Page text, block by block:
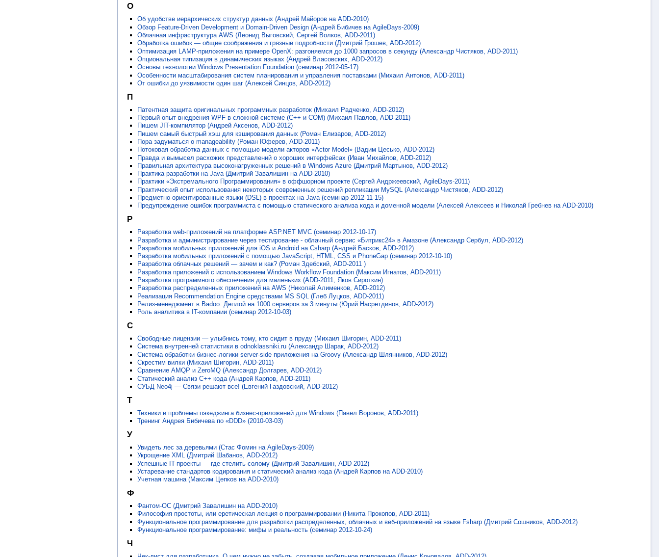
О
Об удобстве иерархических структур данных (Андрей Майоров на ADD-2010)
Обзор Feature-Driven Development и Domain-Driven Design (Андрей Бибичев на AgileDays-2009)
Облачная инфраструктура AWS (Леонид Выговский, Сергей Волков, ADD-2011)
Обработка ошибок — общие соображения и грязные подробности (Дмитрий Грошев, ADD-2012)
Оптимизация LAMP-приложения на примере OpenX: разгоняемся до 1000 запросов в секунду (Александр Чистяков, ADD-2011)
Опциональная типизация в динамических языках (Андрей Власовских, ADD-2012)
Основы технологии Windows Presentation Foundation (семинар 2012-05-17)
Особенности масштабирования систем планирования и управления поставками (Михаил Антонов, ADD-2011)
От ошибки до уязвимости один шаг (Алексей Синцов, ADD-2012)
П
Патентная защита оригинальных программных разработок (Михаил Радченко, ADD-2012)
Первый опыт внедрения WPF в сложной системе (С++ и COM) (Михаил Павлов, ADD-2011)
Пишем JIT-компилятор (Андрей Аксенов, ADD-2012)
Пишем самый быстрый хэш для кэширования данных (Роман Елизаров, ADD-2012)
Пора задуматься о manageability (Роман Юферев, ADD-2011)
Потоковая обработка данных с помощью модели акторов «Actor Model» (Вадим Цесько, ADD-2012)
Правда и вымысел расхожих представлений о хороших интерфейсах (Иван Михайлов, ADD-2012)
Правильная архитектура высоконагруженных решений в Windows Azure (Дмитрий Мартынов, ADD-2012)
Практика разработки на Java (Дмитрий Завалишин на ADD-2010)
Практики «Экстремального Программирования» в оффшорном проекте (Сергей Андржеевский, AgileDays-2011)
Практический опыт использования некоторых современных решений репликации MySQL (Александр Чистяков, ADD-2012)
Предметно-ориентированные языки (DSL) в проектах на Java (семинар 2012-11-15)
Предупреждение ошибок программиста с помощью статического анализа кода и доменной модели (Алексей Алексеев и Николай Гребнев на ADD-2010)
Р
Разработка web-приложений на платформе ASP.NET MVC (семинар 2012-10-17)
Разработка и администрирование через тестирование - облачный сервис «Битрикс24» в Амазоне (Александр Сербул, ADD-2012)
Разработка мобильных приложений для iOS и Android на Csharp (Андрей Басков, ADD-2012)
Разработка мобильных приложений с помощью JavaScript, HTML, CSS и PhoneGap (семинар 2012-10-10)
Разработка облачных решений — зачем и как? (Роман Здебский, ADD-2011 )
Разработка приложений с использованием Windows Workflow Foundation (Максим Игнатов, ADD-2011)
Разработка программного обеспечения для маленьких (ADD-2011, Яков Сироткин)
Разработка распределенных приложений на AWS (Николай Алименков, ADD-2012)
Реализация Recommendation Engine средствами MS SQL (Глеб Луцков, ADD-2011)
Релиз-менеджмент в Badoo. Деплой на 1000 серверов за 3 минуты (Юрий Насретдинов, ADD-2012)
Роль аналитика в IT-компании (семинар 2012-10-03)
С
Свободные лицензии — улыбнись тому, кто сидит в пруду (Михаил Шигорин, ADD-2011)
Система внутренней статистики в odnoklassniki.ru (Александр Шарак, ADD-2012)
Система обработки бизнес-логики server-side приложения на Groovy (Александр Шлянников, ADD-2012)
Скрестим вилки (Михаил Шигорин, ADD-2011)
Сравнение AMQP и ZeroMQ (Александр Долгарев, ADD-2012)
Статический анализ C++ кода (Андрей Карпов, ADD-2011)
СУБД Neo4j — Cвязи решают все! (Евгений Газдовский, ADD-2012)
Т
Техники и проблемы пэкеджинга бизнес-приложений для Windows (Павел Воронов, ADD-2011)
Тренинг Андрея Бибичева по «DDD» (2010-03-03)
У
Увидеть лес за деревьями (Стас Фомин на AgileDays-2009)
Укрощение XML (Дмитрий Шабанов, ADD-2012)
Успешные IT-проекты — где стелить солому (Дмитрий Завалишин, ADD-2012)
Устаревание стандартов кодирования и статический анализ кода (Андрей Карпов на ADD-2010)
Учетная машина (Максим Цепков на ADD-2010)
Ф
Фантом-ОС (Дмитрий Завалишин на ADD-2010)
Философия простоты, или еретическая лекция о программировании (Никита Прокопов, ADD-2011)
Функциональное программирование для разработки распределенных, облачных и веб-приложений на языке Fsharp (Дмитрий Сошников, ADD-2012)
Функциональное программирование: мифы и реальность (семинар 2012-10-24)
Ч